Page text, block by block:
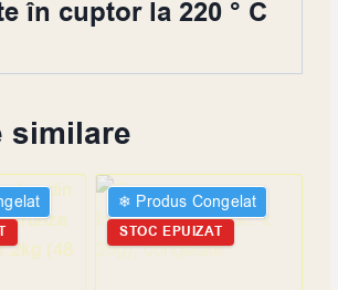
în cuptor la 220 ° C
similare
❄︎ Produs Congelat
STOC EPUIZAT